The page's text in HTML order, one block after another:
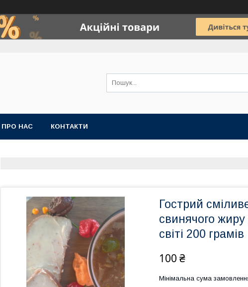
ПРО НАС КОНТАКТИ
Гострий
свинячого жиру
світі 200 грамів
100 ₴
Мінімальна сума